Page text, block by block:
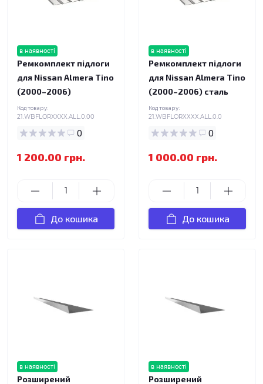
в наявності
Ремкомплект підлоги
для Nissan Almera Tino
(2000–2006)
Код товару:
21.WBFLORXXXX.ALL.0.00
0
1 200.00 грн.
До кошика
в наявності
Ремкомплект підлоги
для Nissan Almera Tino
(2000–2006) сталь
Код товару:
21.WBFLORXXXX.ALL.0.0
0
1 000.00 грн.
До кошика
в наявності
Розширений
в наявності
Розширений